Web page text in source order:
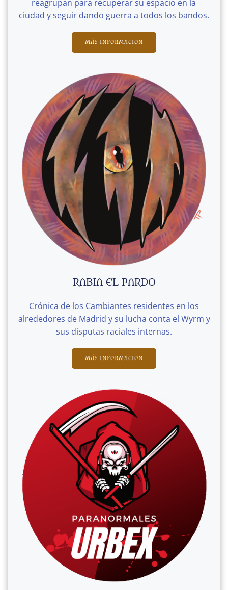
reagrupan para recuperar su espacio en la
ciudad y seguir dando guerra a todos los bandos.
MÁS INFORMACIÓN
RABIA EL PARDO
Crónica de los Cambiantes residentes en los
alrededores de Madrid y su lucha conta el Wyrm y
sus disputas raciales internas.
MÁS INFORMACIÓN